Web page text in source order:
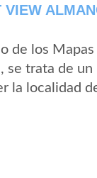
VIEW
de los
se trata de
la localidad